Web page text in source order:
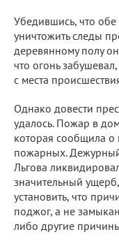
Убедившись, что
уничтожить следы
деревянному полу
что огонь
с места
Однако довести
удалось. Пожар в
которая сообщила о
пожарных.
Льгова
значительный
установить, что
поджог, а не
либо другие